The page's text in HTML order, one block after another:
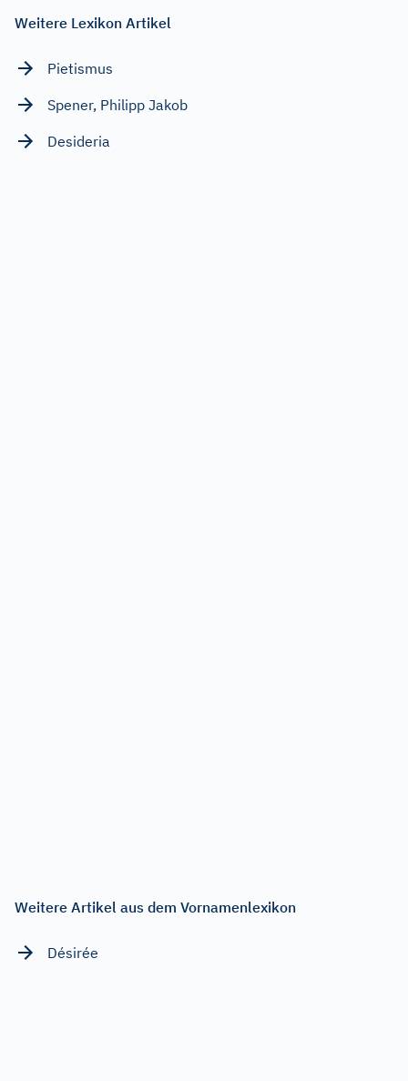
Weitere Lexikon Artikel
Pietismus
Spener, Philipp Jakob
Desideria
Weitere Artikel aus dem Vornamenlexikon
Désirée